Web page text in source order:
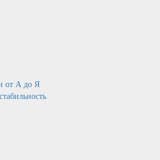
от А до Я